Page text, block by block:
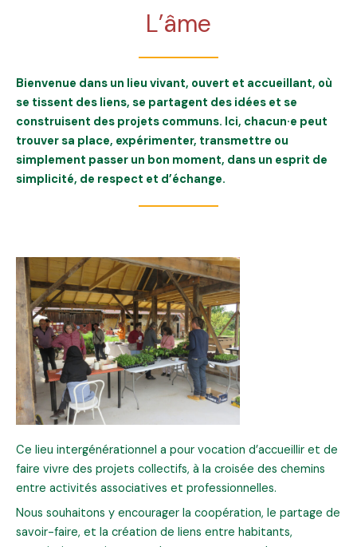
L’âme
Bienvenue dans un lieu vivant, ouvert et accueillant, où
se tissent des liens, se partagent des idées et se
construisent des projets communs. Ici, chacun·e peut
trouver sa place, expérimenter, transmettre ou
simplement passer un bon moment, dans un esprit de
simplicité, de respect et d’échange.
Ce lieu intergénérationnel a pour vocation d’accueillir et de
faire vivre des projets collectifs, à la croisée des chemins
entre activités associatives et professionnelles.
Nous souhaitons y encourager la coopération, le partage de
savoir-faire, et la création de liens entre habitants,